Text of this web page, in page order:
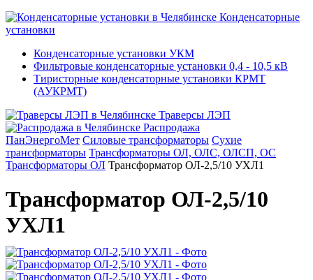
Конденсаторные
установки
Конденсаторные установки УКМ
Фильтровые конденсаторные установки 0,4 - 10,5 кВ
Тиристорные конденсаторные установки КРМТ
(АУКРМТ)
Траверсы ЛЭП
Распродажа
ПанЭнергоМет Силовые трансформаторы Сухие
трансформаторы Трансформаторы ОЛ, ОЛС, ОЛСП, ОС
Трансформаторы ОЛ Трансформатор ОЛ-2,5/10 УХЛ1
Трансформатор ОЛ-2,5/10
УХЛ1